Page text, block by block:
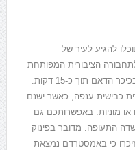
להגיע לעיר של
הציבורית המפותחת
של הולנד להציע. ברכבת, תגיעו לתחנה בכיכר הדאם תוך כ-15 דקות.
כבישית ענפה, כאשר ישנם
מוניות. באפשרותכם גם
התעופה. מדובר בפינוק
כי באמסטרדם נמצאת